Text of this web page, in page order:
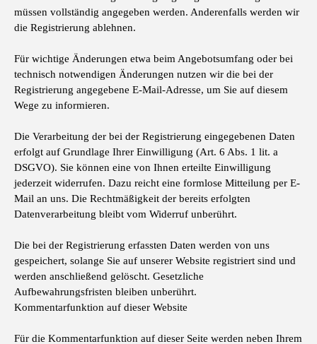
müssen vollständig angegeben werden. Anderenfalls werden wir
die Registrierung ablehnen.
Für wichtige Änderungen etwa beim Angebotsumfang oder bei
technisch notwendigen Änderungen nutzen wir die bei der
Registrierung angegebene E-Mail-Adresse, um Sie auf diesem
Wege zu informieren.
Die Verarbeitung der bei der Registrierung eingegebenen Daten
erfolgt auf Grundlage Ihrer Einwilligung (Art. 6 Abs. 1 lit. a
DSGVO). Sie können eine von Ihnen erteilte Einwilligung
jederzeit widerrufen. Dazu reicht eine formlose Mitteilung per E-
Mail an uns. Die Rechtmäßigkeit der bereits erfolgten
Datenverarbeitung bleibt vom Widerruf unberührt.
Die bei der Registrierung erfassten Daten werden von uns
gespeichert, solange Sie auf unserer Website registriert sind und
werden anschließend gelöscht. Gesetzliche
Aufbewahrungsfristen bleiben unberührt.
Kommentarfunktion auf dieser Website
Für die Kommentarfunktion auf dieser Seite werden neben Ihrem